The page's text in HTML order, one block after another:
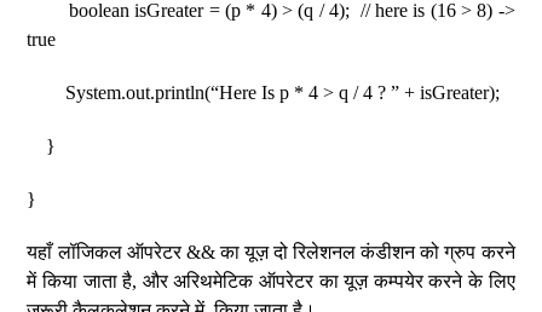
boolean isGreater = (p * 4) > (q / 4); // here is (16 > 8) ->
true
System.out.println(“Here Is p * 4 > q / 4 ? ” + isGreater);
}
}
यहाँ लॉजिकल ऑपरेटर && का यूज़ दो रिलेशनल कंडीशन को ग्रुप करने
में किया जाता है, और अरिथमेटिक ऑपरेटर का यूज़ कम्पयेर करने के लिए